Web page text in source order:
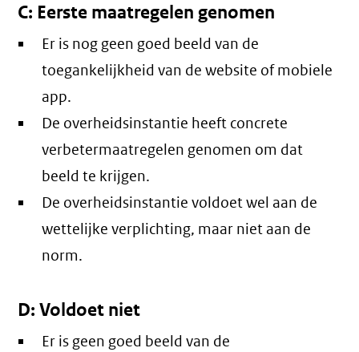
C: Eerste maatregelen genomen
Er is nog geen goed beeld van de
toegankelijkheid van de website of mobiele
app.
De overheidsinstantie heeft concrete
verbetermaatregelen genomen om dat
beeld te krijgen.
De overheidsinstantie voldoet wel aan de
wettelijke verplichting, maar niet aan de
norm.
D: Voldoet niet
Er is geen goed beeld van de